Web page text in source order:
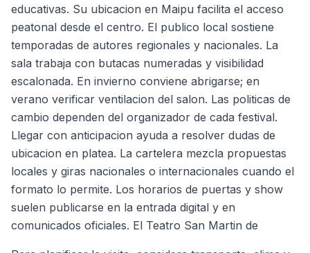
educativas. Su ubicacion en Maipu facilita el acceso
peatonal desde el centro. El publico local sostiene
temporadas de autores regionales y nacionales. La
sala trabaja con butacas numeradas y visibilidad
escalonada. En invierno conviene abrigarse; en
verano verificar ventilacion del salon. Las politicas de
cambio dependen del organizador de cada festival.
Llegar con anticipacion ayuda a resolver dudas de
ubicacion en platea. La cartelera mezcla propuestas
locales y giras nacionales o internacionales cuando el
formato lo permite. Los horarios de puertas y show
suelen publicarse en la entrada digital y en
comunicados oficiales. El Teatro San Martin de